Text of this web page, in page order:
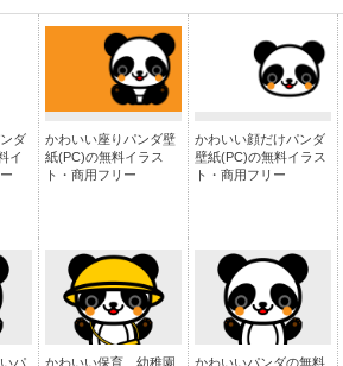
ダ
イ
かわいい座りパンダ壁
紙(PC)の無料イラス
ト・商用フリー
かわいい顔だけパンダ
壁紙(PC)の無料イラス
ト・商用フリー
パ
かわいい保育、幼稚園
かわいいパンダの無料